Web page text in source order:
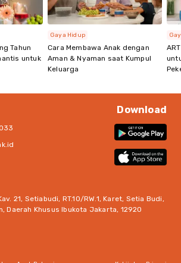
Tahun
untuk
Cara Membawa Anak dengan
Aman & Nyaman saat Kumpul
Keluarga
Gaya Hidup
Download
21, Setiabudi, RT.10/RW.1, Karet, Setia Budi,
Daerah Khusus Ibukota Jakarta, 12920